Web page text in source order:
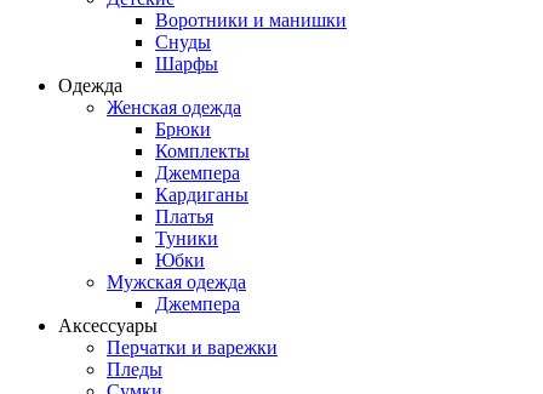
Воротники и манишки
Снуды
Шарфы
Одежда
Женская одежда
Брюки
Комплекты
Джемпера
Кардиганы
Платья
Туники
Юбки
Мужская одежда
Джемпера
Аксессуары
Перчатки и варежки
Пледы